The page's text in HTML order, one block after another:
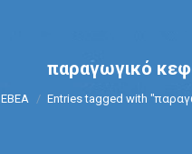
παραγωγικό
You are here:
ΕΒΕΑ Entries tagged with